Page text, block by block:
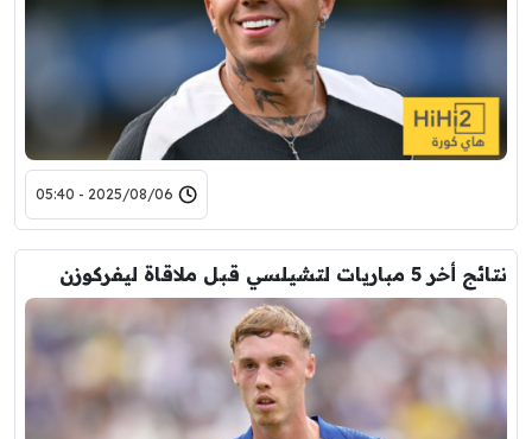
2025/08/06 - 05:40
نتائج أخر 5 مباريات لتشيلسي قبل ملاقاة ليفركوزن